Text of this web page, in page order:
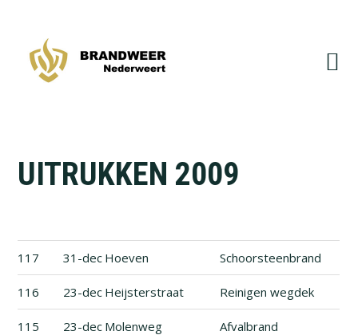
hoofdnavigatie
hoofd
UITRUKKEN 2009
117 31-dec Hoeven Schoorsteenbrand
116 23-dec Heijsterstraat Reinigen wegdek
115 23-dec Molenweg Afvalbrand